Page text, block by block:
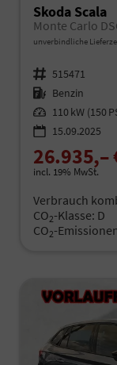
Skoda Scala
unverbindliche
Fahrzeugnr. 515471
Kraftstoff Benzin
Leistung 110 kW (150
15.09.2025
26.935,–
incl. 19% MwSt.
Verbrauch
CO2-Klasse: D
CO2-